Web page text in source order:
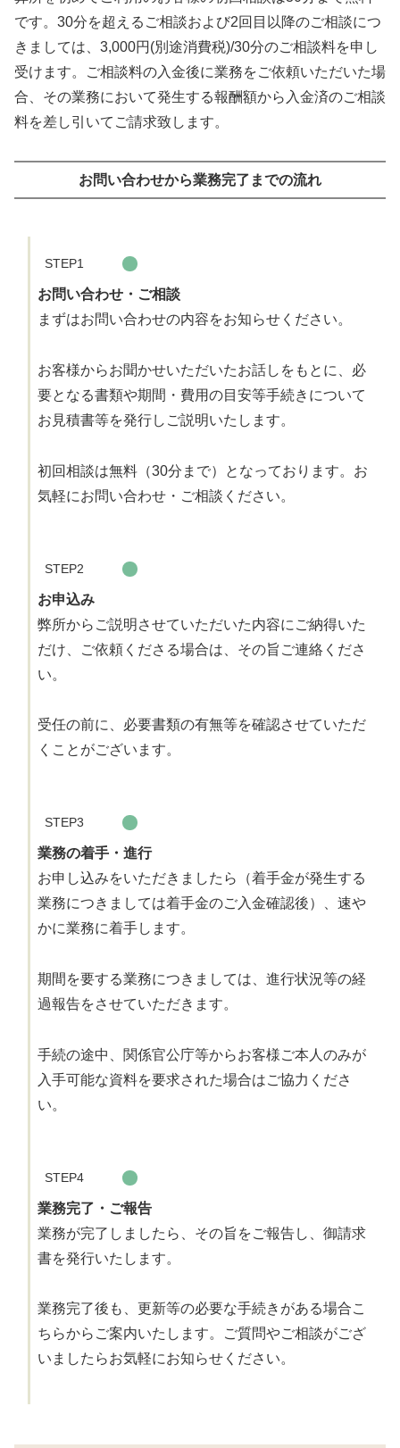
です。30分を超えるご相談および2回目以降のご相談につ
きましては、3,000円(別途消費税)/30分のご相談料を申し
受けます。ご相談料の入金後に業務をご依頼いただいた場
合、その業務において発生する報酬額から入金済のご相談
料を差し引いてご請求致します。
お問い合わせから業務完了までの流れ
STEP1
お問い合わせ・ご相談
まずはお問い合わせの内容をお知らせください。
お客様からお聞かせいただいたお話しをもとに、必
要となる書類や期間・費用の目安等手続きについて
お見積書等を発行しご説明いたします。
初回相談は無料（30分まで）となっております。お
気軽にお問い合わせ・ご相談ください。
STEP2
お申込み
弊所からご説明させていただいた内容にご納得いた
だけ、ご依頼くださる場合は、その旨ご連絡くださ
い。
受任の前に、必要書類の有無等を確認させていただ
くことがございます。
STEP3
業務の着手・進行
お申し込みをいただきましたら（着手金が発生する
業務につきましては着手金のご入金確認後）、速や
かに業務に着手します。
期間を要する業務につきましては、進行状況等の経
過報告をさせていただきます。
手続の途中、関係官公庁等からお客様ご本人のみが
入手可能な資料を要求された場合はご協力くださ
い。
STEP4
業務完了・ご報告
業務が完了しましたら、その旨をご報告し、御請求
書を発行いたします。
業務完了後も、更新等の必要な手続きがある場合こ
ちらからご案内いたします。ご質問やご相談がござ
いましたらお気軽にお知らせください。